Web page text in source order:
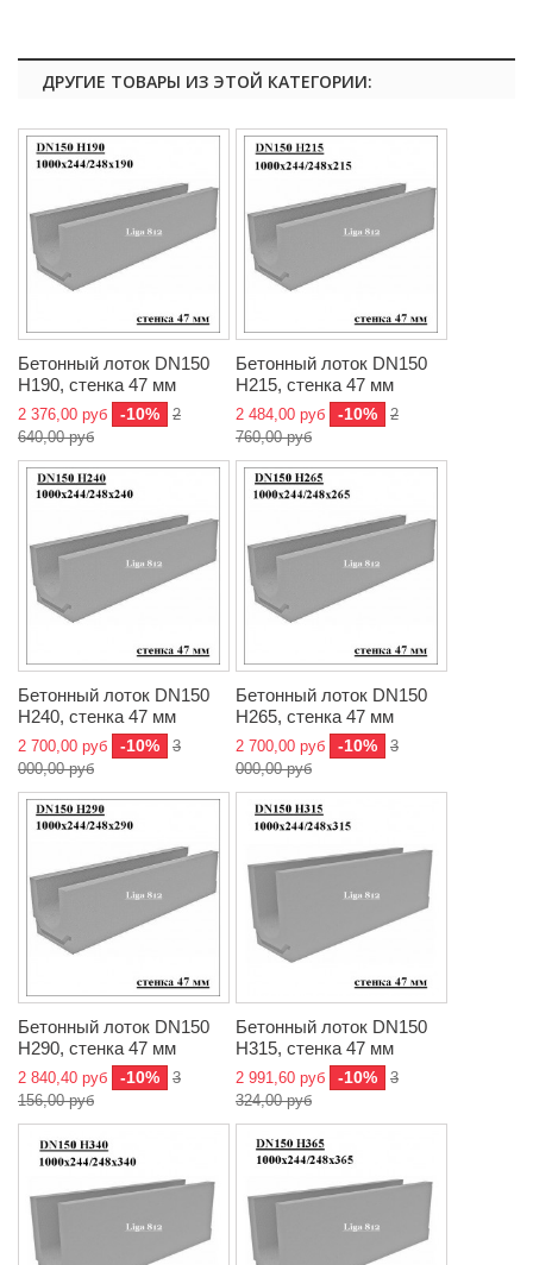
ДРУГИЕ ТОВАРЫ ИЗ ЭТОЙ КАТЕГОРИИ:
Бетонный лоток DN150
H190, стенка 47 мм
2 376,00 руб -10%
2
640,00 руб
Бетонный лоток DN150
H215, стенка 47 мм
2 484,00 руб -10%
2
760,00 руб
Бетонный лоток DN150
H240, стенка 47 мм
2 700,00 руб -10%
3
000,00 руб
Бетонный лоток DN150
H265, стенка 47 мм
2 700,00 руб -10%
3
000,00 руб
Бетонный лоток DN150
H290, стенка 47 мм
2 840,40 руб -10%
3
156,00 руб
Бетонный лоток DN150
H315, стенка 47 мм
2 991,60 руб -10%
3
324,00 руб